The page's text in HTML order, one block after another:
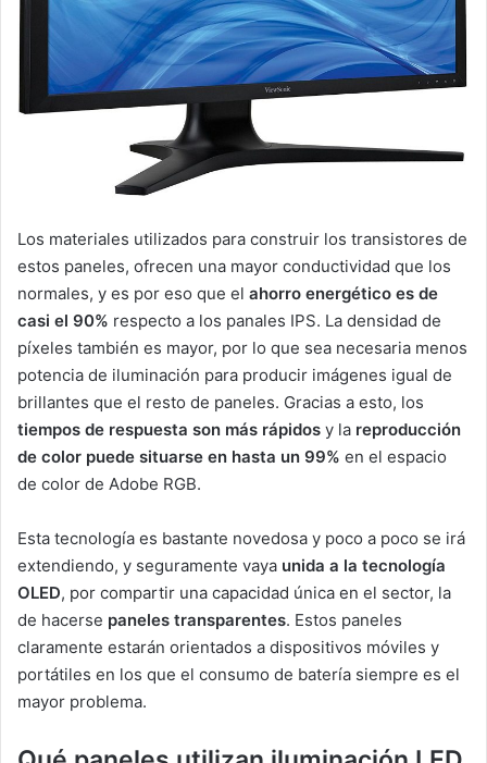
Los materiales utilizados para construir los transistores de
estos paneles, ofrecen una mayor conductividad que los
normales, y es por eso que el ahorro energético es de
casi el 90% respecto a los panales IPS. La densidad de
píxeles también es mayor, por lo que sea necesaria menos
potencia de iluminación para producir imágenes igual de
brillantes que el resto de paneles. Gracias a esto, los
tiempos de respuesta son más rápidos y la reproducción
de color puede situarse en hasta un 99% en el espacio
de color de Adobe RGB.
Esta tecnología es bastante novedosa y poco a poco se irá
extendiendo, y seguramente vaya unida a la tecnología
OLED, por compartir una capacidad única en el sector, la
de hacerse paneles transparentes. Estos paneles
claramente estarán orientados a dispositivos móviles y
portátiles en los que el consumo de batería siempre es el
mayor problema.